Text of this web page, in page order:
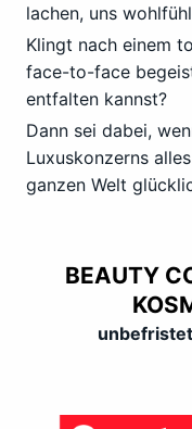
lachen, uns
Klingt nach einem
face-to-face
entfalten kannst?
Dann sei dabei,
Luxuskonzerns
ganzen Welt
BEAUTY